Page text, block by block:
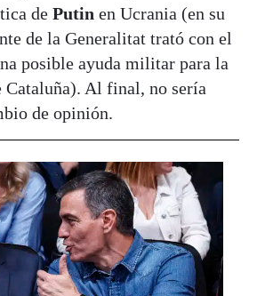
de Putin en Ucrania (en su
de la Generalitat trató con el
posible ayuda militar para la
Cataluña). Al final, no sería
de opinión.